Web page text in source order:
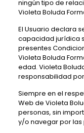
ningún tipo de
Violeta Boluda
El Usuario declara
capacidad jurídica
presentes
Violeta Boluda
edad. Violeta
responsabilidad
Siempre en el
Web de Violeta
personas, sin
y/o navegar por las